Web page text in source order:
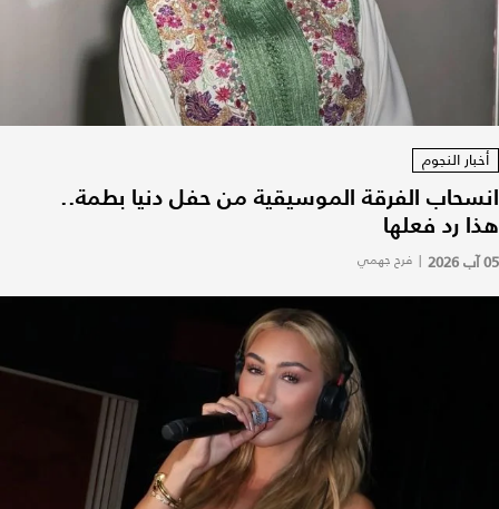
أخبار النجوم
انسحاب الفرقة الموسيقية من حفل دنيا بطمة..
هذا رد فعلها
05 آب 2026 | فرح جهمي